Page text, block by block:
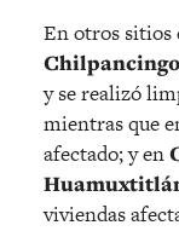
En otros sitios
y se realizó
mientras que
afectado; y en
viviendas